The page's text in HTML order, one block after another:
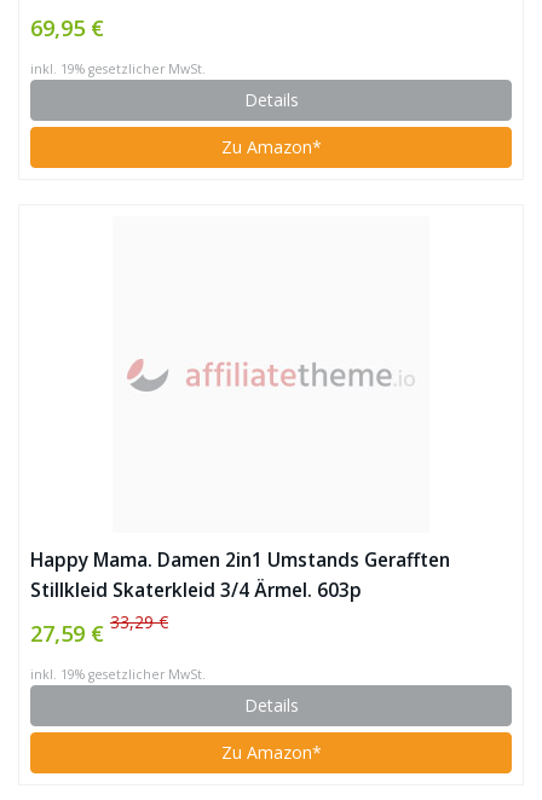
69,95 €
inkl. 19% gesetzlicher MwSt.
Details
Zu Amazon*
Happy Mama. Damen 2in1 Umstands Gerafften
Stillkleid Skaterkleid 3/4 Ärmel. 603p
27,59 € 33,29 €
inkl. 19% gesetzlicher MwSt.
Details
Zu Amazon*